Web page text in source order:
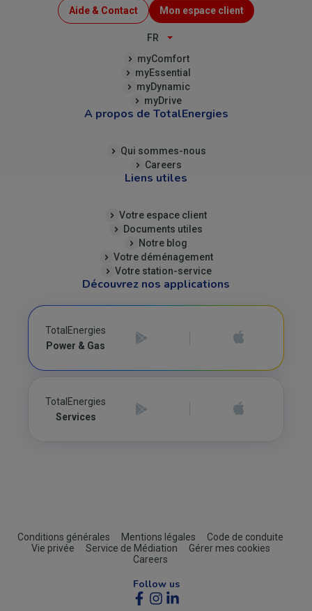
Menu
Top
Aide & Contact Mon espace client
FR
myComfort
myEssential
myDynamic
myDrive
A propos de TotalEnergies
Qui sommes-nous
Careers
Liens utiles
Votre espace client
Documents utiles
Notre blog
Votre déménagement
Votre station-service
Découvrez nos applications
TotalEnergies
Power & Gas
TotalEnergies
Services
Footer
Conditions générales Mentions légales
Code de conduite
Vie privée
Service de Médiation
Gérer mes cookies
Careers
Follow us